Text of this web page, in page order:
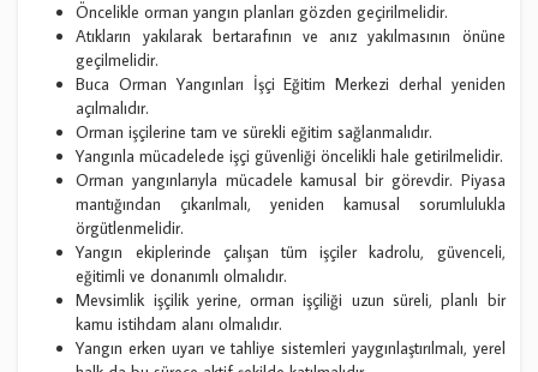
Öncelikle orman yangın planları gözden geçirilmelidir.
Atıkların yakılarak bertarafının ve anız yakılmasının önüne
geçilmelidir.
Buca Orman Yangınları İşçi Eğitim Merkezi derhal yeniden
açılmalıdır.
Orman işçilerine tam ve sürekli eğitim sağlanmalıdır.
Yangınla mücadelede işçi güvenliği öncelikli hale getirilmelidir.
Orman yangınlarıyla mücadele kamusal bir görevdir. Piyasa
mantığından çıkarılmalı, yeniden kamusal sorumlulukla
örgütlenmelidir.
Yangın ekiplerinde çalışan tüm işçiler kadrolu, güvenceli,
eğitimli ve donanımlı olmalıdır.
Mevsimlik işçilik yerine, orman işçiliği uzun süreli, planlı bir
kamu istihdam alanı olmalıdır.
Yangın erken uyarı ve tahliye sistemleri yaygınlaştırılmalı, yerel